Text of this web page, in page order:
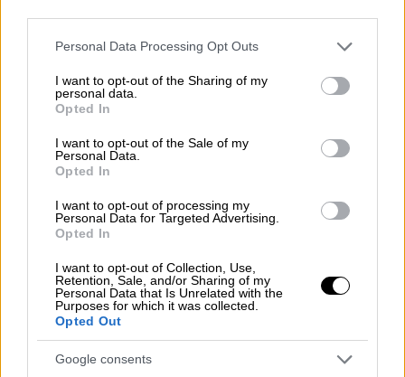
Please note that this website/app uses one or more Google
not limited to your visit or usage behaviour. You may click to
grant or deny consent to Google and its third-party tags to
use your data for below specified purposes in below Google
consent section.
Personal Data Processing Opt Outs
I want to opt-out of the Sharing of my
personal data.
Opted In
I want to opt-out of the Sale of my
Personal Data.
Opted In
I want to opt-out of processing my
Personal Data for Targeted Advertising.
Opted In
I want to opt-out of Collection, Use,
Retention, Sale, and/or Sharing of my
Personal Data that Is Unrelated with the
Purposes for which it was collected.
Opted Out
Google consents
ελληνική υφαλοκρηπίδα στην
Ανατολική
Μεσόγειο, παραβιάζοντας κατ’
εξακολούθηση το
τη σταθερότητα στην περιοχή.
περιφρονεί τις συστάσεις της διεθνούς
κοινότητας και του Ευρωπαϊκού Συμβουλίου
για αποφυγή τέτοιων παράνομων ενεργειών
και συμμόρφωση της προς τη διεθνή
νομιμότητα.